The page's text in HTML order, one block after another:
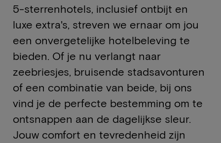
5-sterrenhotels, inclusief ontbijt en
luxe extra's, streven we ernaar om jou
een onvergetelijke hotelbeleving te
bieden. Of je nu verlangt naar
zeebriesjes, bruisende stadsavonturen
of een combinatie van beide, bij ons
vind je de perfecte bestemming om te
ontsnappen aan de dagelijkse sleur.
Jouw comfort en tevredenheid zijn